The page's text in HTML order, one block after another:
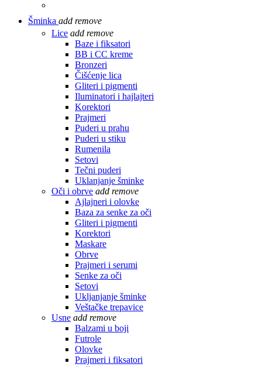
Šminka add remove
Lice add remove
Baze i fiksatori
BB i CC kreme
Bronzeri
Čišćenje lica
Gliteri i pigmenti
Iluminatori i hajlajteri
Korektori
Prajmeri
Puderi u prahu
Puderi u stiku
Rumenila
Setovi
Tečni puderi
Uklanjanje šminke
Oči i obrve add remove
Ajlajneri i olovke
Baza za senke za oči
Gliteri i pigmenti
Korektori
Maskare
Obrve
Prajmeri i serumi
Senke za oči
Setovi
Ukljanjanje šminke
Veštačke trepavice
Usne add remove
Balzami u boji
Futrole
Olovke
Prajmeri i fiksatori